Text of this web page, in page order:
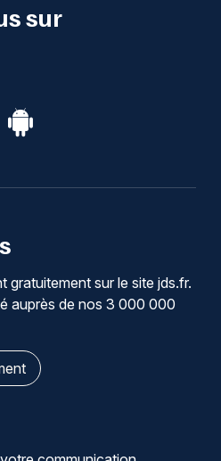
sur
gratuitement sur le site jds.fr.
auprès de nos 3 000 000